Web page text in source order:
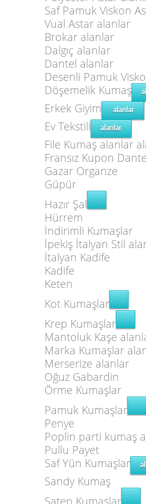
Saf Pamuk Viskon
Vual Astar alanlar
Brokar alanlar
Dalgıç alanlar
Dantel alanlar
Desenli Pamuk
Döşemelik Kumaş
Erkek Giyim alanlar
Ev Tekstili alanlar
File Kumaş alanlar
Fransız Kupon
Gazar Organze
Güpür
Hazır Şal
Hürrem
İndirimli Kumaşlar
İpekiş İtalyan Stil
İtalyan Kadife
Kadife
Keten
Kot Kumaşlar
Krep Kumaşlar
Mantoluk Kaşe
Marka Kumaşlar
Merserize alanlar
Oğuz Gabardin
Örme Kumaşlar
Pamuk Kumaşlar
Penye
Poplin parti kumaş
Pullu Payet
Saf Yün Kumaşlar
Sandy Kumaş
Saten Kumaşlar